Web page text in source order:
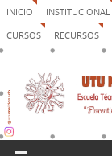
INICIO INSTITUCIONAL
CURSOS
RECURSOS